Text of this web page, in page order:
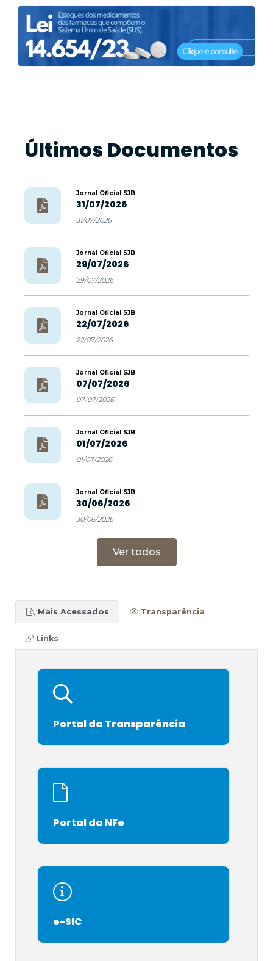
Últimos Documentos
Jornal Oficial SJB
31/07/2026
31/07/2026
Jornal Oficial SJB
29/07/2026
29/07/2026
Jornal Oficial SJB
22/07/2026
22/07/2026
Jornal Oficial SJB
07/07/2026
07/07/2026
Jornal Oficial SJB
01/07/2026
01/07/2026
Jornal Oficial SJB
30/06/2026
30/06/2026
Ver todos
Mais Acessados Transparência
Links
Portal da Transparência
Portal da NFe
e-SIC